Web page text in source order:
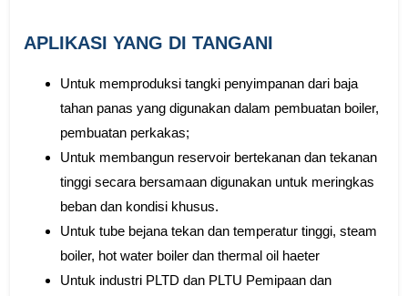
APLIKASI YANG DI TANGANI
Untuk memproduksi tangki penyimpanan dari baja
tahan panas yang digunakan dalam pembuatan boiler,
pembuatan perkakas;
Untuk membangun reservoir bertekanan dan tekanan
tinggi secara bersamaan digunakan untuk meringkas
beban dan kondisi khusus.
Untuk tube bejana tekan dan temperatur tinggi, steam
boiler, hot water boiler dan thermal oil haeter
Untuk industri PLTD dan PLTU Pemipaan dan